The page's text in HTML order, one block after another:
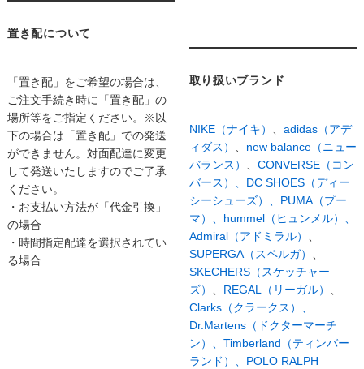
置き配について
「置き配」をご希望の場合は、
ご注文手続き時に「置き配」の
場所等をご指定ください。※以
下の場合は「置き配」での発送
ができません。対面配達に変更
して発送いたしますのでご了承
ください。
・お支払い方法が「代金引換」
の場合
・時間指定配達を選択されてい
る場合
取り扱いブランド
NIKE（ナイキ） 、 adidas（アデ
ィダス） 、 new balance（ニュー
バランス） 、 CONVERSE（コン
バース）、 DC SHOES（ディー
シーシューズ）、 PUMA（プー
マ）、 hummel（ヒュンメル）、
Admiral（アドミラル） 、
SUPERGA（スペルガ） 、
SKECHERS（スケッチャー
ズ） 、 REGAL（リーガル） 、
Clarks（クラークス）、
Dr.Martens（ドクターマーチ
ン）、 Timberland（ティンバー
ランド）、 POLO RALPH